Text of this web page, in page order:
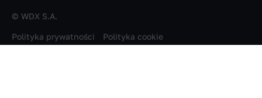
© WDX S.A.
Polityka prywatności Polityka cookie